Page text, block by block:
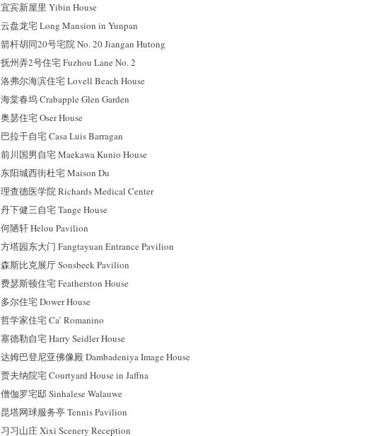
宜宾新屋里 Yibin House
云盘龙宅 Long Mansion in Yunpan
箭杆胡同20号宅院 No. 20 Jiangan Hutong
抚州弄2号住宅 Fuzhou Lane No. 2
洛弗尔海滨住宅 Lovell Beach House
海棠春坞 Crabapple Glen Garden
奥瑟住宅 Oser House
巴拉干自宅 Casa Luis Barragan
前川国男自宅 Maekawa Kunio House
东阳城西街杜宅 Maison Du
理查德医学院 Richards Medical Center
丹下健三自宅 Tange House
何陋轩 Helou Pavilion
方塔园东大门 Fangtayuan Entrance Pavilion
森斯比克展厅 Sonsbeek Pavilion
费瑟斯顿住宅 Featherston House
多尔住宅 Dower House
哲学家住宅 Ca’ Romanino
塞德勒自宅 Harry Seidler House
达姆巴登尼亚佛像殿 Dambadeniya Image House
贾夫纳院宅 Courtyard House in Jaffna
僧伽罗宅邸 Sinhalese Walauwe
昆塔网球服务亭 Tennis Pavilion
习习山庄 Xixi Scenery Reception